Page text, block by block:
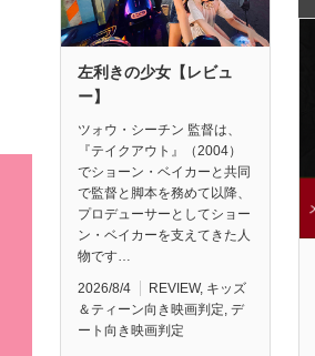
左利きの少女【レビュ
ー】
ツォウ・シーチン 監督は、
『テイクアウト』（2004）
でショーン・ベイカーと共同
で監督と脚本を務めて以降、
プロデューサーとしてショー
ン・ベイカーを支えてきた人
物です…
2026/8/4 REVIEW, キッズ
＆ティーン向き映画判定, デ
ート向き映画判定